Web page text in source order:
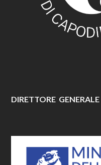
DIRETTORE GENERALE